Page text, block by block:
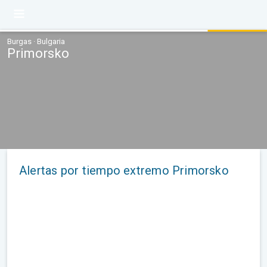
Burgas · Bulgaria
Primorsko
Alertas por tiempo extremo Primorsko